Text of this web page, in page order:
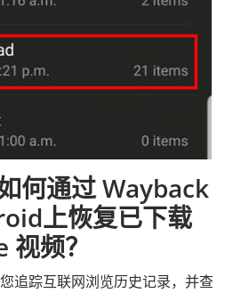
何通过 Wayback
上恢复已下载
频？
追踪互联网浏览历史记录，并查